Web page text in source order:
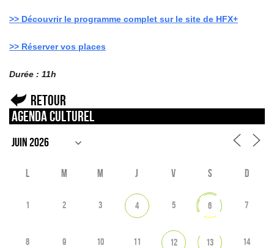
>> Découvrir le programme complet sur le site de HFX+
>> Réserver vos places
Durée : 11h
Retour
Agenda culturel
L M M J V S D
1 2 3 4 5 6 7
8 9 10 11 12 13 14